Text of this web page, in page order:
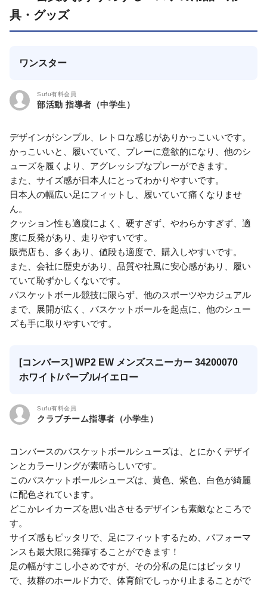
具・グッズ
ワンスター
Sufu有料会員
部活動 指導者（中学生）
デザインがシンプル、レトロな感じがありかっこいいです。
かっこいいと、履いていて、プレーに意欲的になり、他のシ
ューズを履くより、アグレッシブなプレーができます。
また、サイズ感が日本人にとってわかりやすいです。
日本人の幅広い足にフィットし、履いていて痛くなりませ
ん。
クッション性も適度によく、硬すぎず、やわらかすぎず、適
度に反発があり、走りやすいです。
販売店も、多くあり、値段も適度で、購入しやすいです。
また、会社に歴史があり、品質や社風に安心感があり、履い
ていて恥ずかしくないです。
バスケットボール競技に限らず、他のスポーツやカジュアル
まで、展開が広く、バスケットボールを起点に、他のシュー
ズも手に取りやすいです。
[コンバース] WP2 EW メンズスニーカー 34200070
ホワイト/パープル/イエロー
Sufu有料会員
クラブチーム指導者（小学生）
コンバースのバスケットボールシューズは、とにかくデザイ
ンとカラーリングが素晴らしいです。
このバスケットボールシューズは、黄色、紫色、白色が綺麗
に配色されています。
どこかレイカーズを思い出させるデザインも素敵なところで
す。
サイズ感もピッタリで、足にフィットするため、パフォーマ
ンスも最大限に発揮することができます！
足の幅がすこし小さめですが、その分私の足にはピッタリ
で、抜群のホールド力で、体育館でしっかり止まることがで